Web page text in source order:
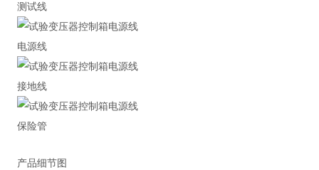
测试线
电源线
接地线
保险管
产品细节图